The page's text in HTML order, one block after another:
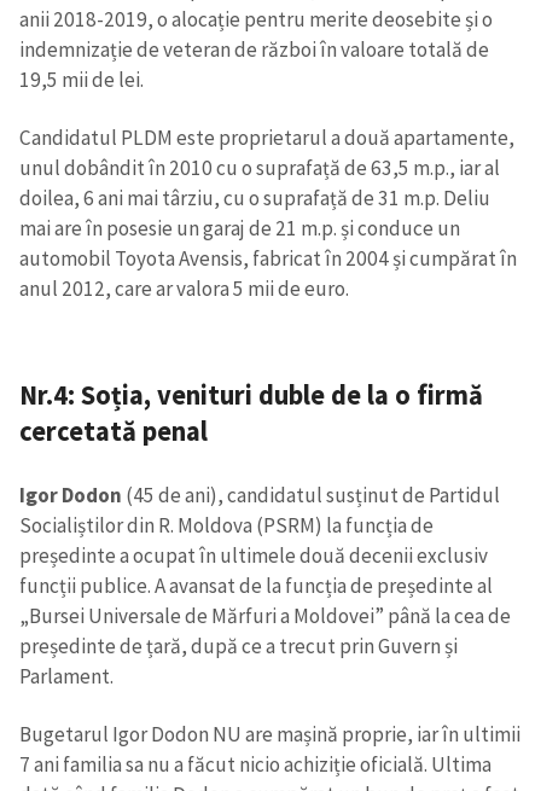
anii 2018-2019, o alocație pentru merite deosebite și o
indemnizație de veteran de război în valoare totală de
19,5 mii de lei.
Candidatul PLDM este proprietarul a două apartamente,
unul dobândit în 2010 cu o suprafață de 63,5 m.p., iar al
doilea, 6 ani mai târziu, cu o suprafață de 31 m.p. Deliu
mai are în posesie un garaj de 21 m.p. și conduce un
automobil Toyota Avensis, fabricat în 2004 și cumpărat în
anul 2012, care ar valora 5 mii de euro.
Nr.4: Soția, venituri duble de la o firmă
cercetată penal
Igor Dodon (45 de ani), candidatul susținut de Partidul
Socialiștilor din R. Moldova (PSRM) la funcția de
președinte a ocupat în ultimele două decenii exclusiv
funcții publice. A avansat de la funcția de președinte al
„Bursei Universale de Mărfuri a Moldovei” până la cea de
președinte de țară, după ce a trecut prin Guvern și
Parlament.
Bugetarul Igor Dodon NU are mașină proprie, iar în ultimii
7 ani familia sa nu a făcut nicio achiziție oficială. Ultima